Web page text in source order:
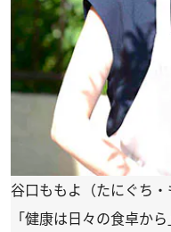
谷口ももよ（たにぐち・
「健康は日々の食卓か